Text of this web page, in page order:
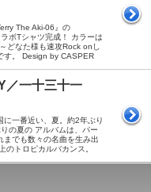
The Aki-06』の
ボTシャツ完成！ カラーは
どなた様も速攻Rock onし
す。 Design by CASPER
／一十三十一
一番近い、夏。約2年ぶり
の夏の アルバムは、パー
までも数々の名曲を生み出
のトロピカルバカンス。